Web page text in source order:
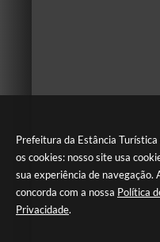
Prefeitura da Estância Turística
os cookies: nosso site usa
sua experiência de navegação.
concorda com a nossa Política
Privacidade.